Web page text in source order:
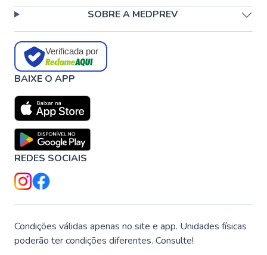
SOBRE A MEDPREV
Verificada por
BAIXE O APP
REDES SOCIAIS
Condições válidas apenas no site e app. Unidades físicas
poderão ter condições diferentes. Consulte!